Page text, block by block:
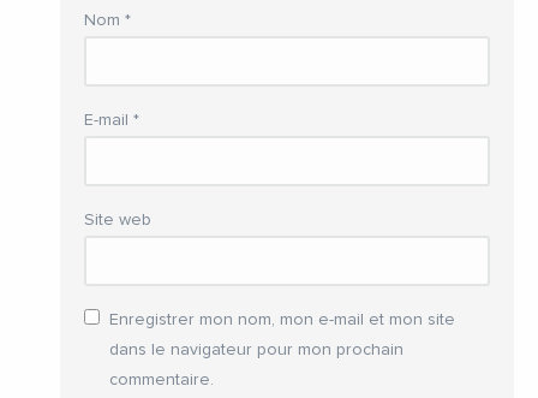
Nom *
E-mail *
Site web
Enregistrer mon nom, mon e-mail et mon site
dans le navigateur pour mon prochain
commentaire.